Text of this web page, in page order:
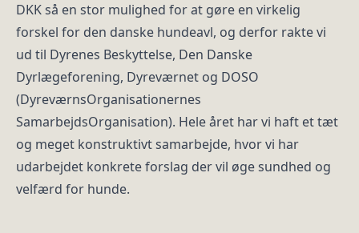
DKK så en stor mulighed for at gøre en virkelig
forskel for den danske hundeavl, og derfor rakte vi
ud til Dyrenes Beskyttelse, Den Danske
Dyrlægeforening, Dyreværnet og DOSO
(DyreværnsOrganisationernes
SamarbejdsOrganisation). Hele året har vi haft et tæt
og meget konstruktivt samarbejde, hvor vi har
udarbejdet konkrete forslag der vil øge sundhed og
velfærd for hunde.